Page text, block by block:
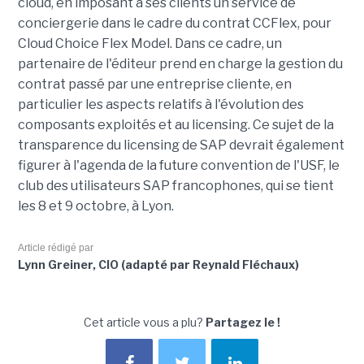
cloud, en imposant à ses clients un service de
conciergerie dans le cadre du contrat CCFlex, pour
Cloud Choice Flex Model. Dans ce cadre, un
partenaire de l'éditeur prend en charge la gestion du
contrat passé par une entreprise cliente, en
particulier les aspects relatifs à l'évolution des
composants exploités et au licensing. Ce sujet de la
transparence du licensing de SAP devrait également
figurer à l'agenda de la future convention de l'USF, le
club des utilisateurs SAP francophones, qui se tient
les 8 et 9 octobre, à Lyon.
Article rédigé par
Lynn Greiner, CIO (adapté par Reynald Fléchaux)
Cet article vous a plu? Partagez le !